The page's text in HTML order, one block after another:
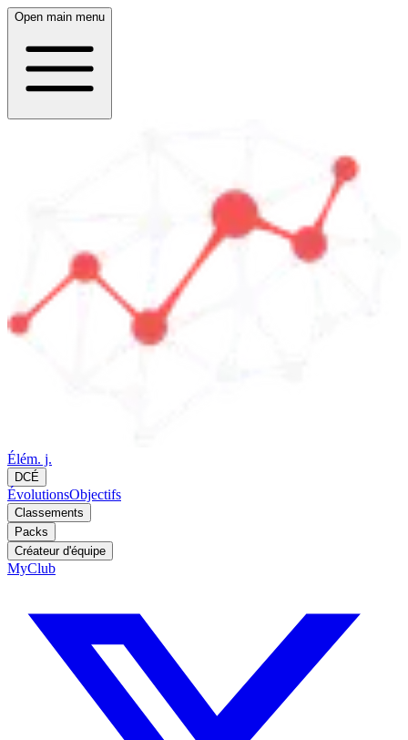
Open main menu
Élém. j.
DCÉ
ÉvolutionsObjectifs
Classements
Packs
Créateur d'équipe
MyClub